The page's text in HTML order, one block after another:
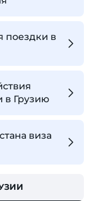
поездки в
в Грузию
виза